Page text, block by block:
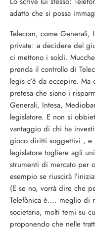
adatto che si possa
Telecom, come Generali,
private: a decidere del
ci mettono i soldi.
prenda il controllo di
legis c’è da eccepire.
pretesa che siano i
Generali, Intesa,
legislatore. E non si
vantaggio di chi ha
gioco diritti soggettivi , e
legislatore togliere agli
strumenti di mercato per
esempio se riuscirà
(E se no, vorrà dire che
Telefònica è…. meglio di
societaria, molti temi su
proponendo che nelle